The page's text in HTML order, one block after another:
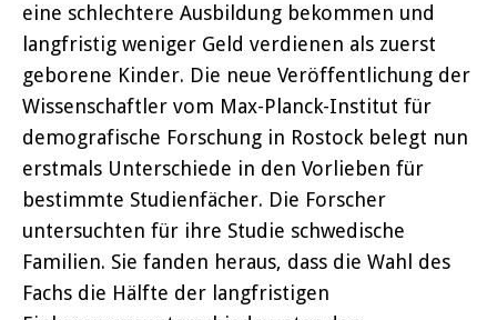
eine schlechtere Ausbildung bekommen und
langfristig weniger Geld verdienen als zuerst
geborene Kinder. Die neue Veröffentlichung der
Wissenschaftler vom Max-Planck-Institut für
demografische Forschung in Rostock belegt nun
erstmals Unterschiede in den Vorlieben für
bestimmte Studienfächer. Die Forscher
untersuchten für ihre Studie schwedische
Familien. Sie fanden heraus, dass die Wahl des
Fachs die Hälfte der langfristigen